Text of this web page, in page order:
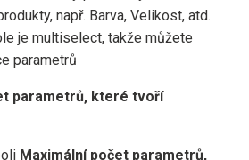
např. Barva, Velikost, atd.
je multiselect, takže můžete
parametrů
parametrů, které tvoří
Maximální počet parametrů,